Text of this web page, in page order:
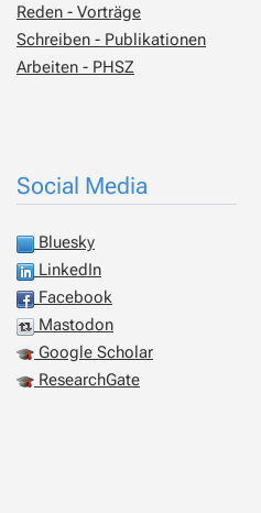
Reden - Vorträge
Schreiben - Publikationen
Arbeiten - PHSZ
Social Media
Bluesky
LinkedIn
Facebook
Mastodon
Google Scholar
ResearchGate